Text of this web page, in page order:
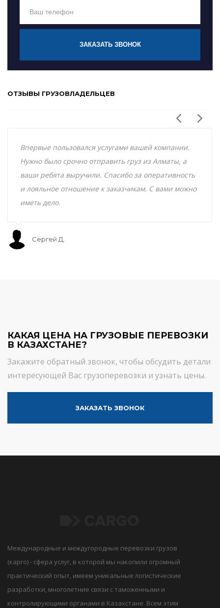
ЗАКАЗАТЬ ЗВОНОК
ОТЗЫВЫ ГРУЗОВЛАДЕЛЬЦЕВ
Впервые пользовался услугами вашей компании.
Нужно было срочно отправить груз из Алматы, а
ваши ребята выручили. Спасибо за оперативность
и лояльное отношение к заказчикам. С вами можно
иметь дело.
Сергей Д.
КАКАЯ ЦЕНА НА ГРУЗОВЫЕ ПЕРЕВОЗКИ
В КАЗАХСТАНЕ?
Закажите обратный звонок, чтобы обсудить детали
интересующей Вас грузоперевозки и узнать цены.
ЗАКАЗАТЬ ЗВОНОК
Международные и междугородные перевозки грузов
(карго) - сфера услуг, в которой мы накопили огромный
практический опыт, имеем уникальные логистические
разработки, многолетние связи с таможенными и
контролирующими органами в Казахстане. Всем этим